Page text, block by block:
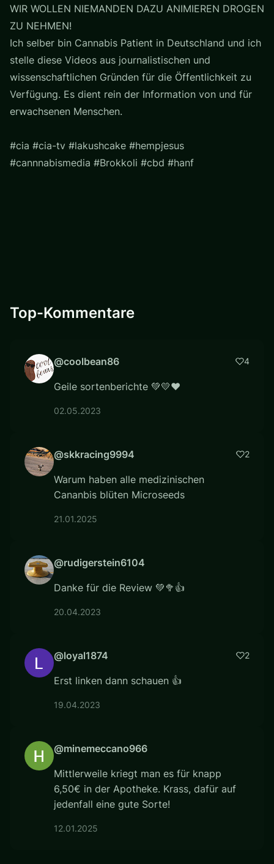
WIR WOLLEN NIEMANDEN DAZU ANIMIEREN DROGEN
ZU NEHMEN!
Ich selber bin Cannabis Patient in Deutschland und ich
stelle diese Videos aus journalistischen und
wissenschaftlichen Gründen für die Öffentlichkeit zu
Verfügung. Es dient rein der Information von und für
erwachsenen Menschen.
#cia #cia-tv #lakushcake #hempjesus
#cannnabismedia #Brokkoli #cbd #hanf
Top-Kommentare
@coolbean86 4
Geile sortenberichte 💚💛❤️
02.05.2023
@skkracing9994 2
Warum haben alle medizinischen
Cananbis blüten Microseeds
21.01.2025
@rudigerstein6104
Danke für die Review 💚🥦👍
20.04.2023
@loyal1874 2
Erst linken dann schauen 👍
19.04.2023
@minemeccano966
Mittlerweile kriegt man es für knapp
6,50€ in der Apotheke. Krass, dafür auf
jedenfall eine gute Sorte!
12.01.2025